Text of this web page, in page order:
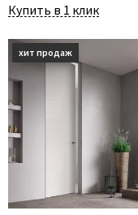
Купить в 1 клик